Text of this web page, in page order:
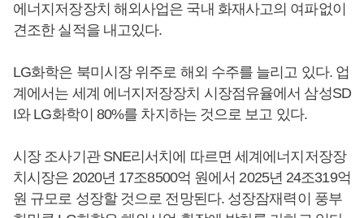
에너지저장장치 해외사업은 국내 화재사고의 여파없이
견조한 실적을 내고있다.
LG화학은 북미시장 위주로 해외 수주를 늘리고 있다. 업
계에서는 세계 에너지저장장치 시장점유율에서 삼성SD
I와 LG화학이 80%를 차지하는 것으로 보고 있다.
시장 조사기관 SNE리서치에 따르면 세계에너지저장장
치시장은 2020년 17조8500억 원에서 2025년 24조319억
원 규모로 성장할 것으로 전망된다. 성장잠재력이 풍부